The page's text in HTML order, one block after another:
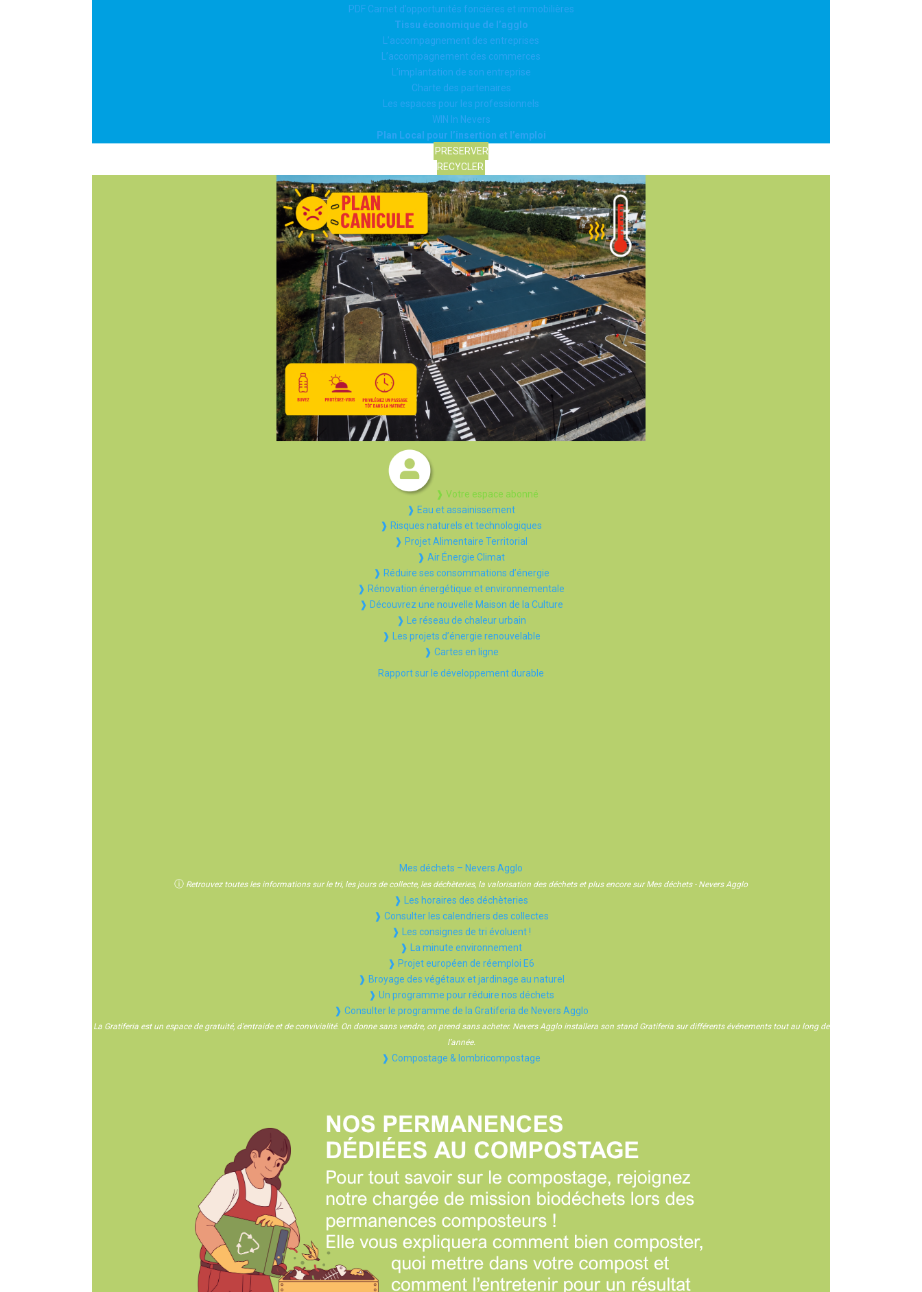
PDF Carnet d’opportunités foncières et immobilières
Tissu économique de l’agglo
L’accompagnement des entreprises
L’accompagnement des commerces
L’implantation de son entreprise
Charte des partenaires
Les espaces pour les professionnels
WIN In Nevers
Plan Local pour l’insertion et l’emploi
PRESERVER
RECYCLER
❱ Votre espace abonné
❱ Eau et assainissement
❱ Risques naturels et technologiques
❱ Projet Alimentaire Territorial
❱ Air Énergie Climat
❱ Réduire ses consommations d’énergie
❱ Rénovation énergétique et environnementale
❱ Découvrez une nouvelle Maison de la Culture
❱ Le réseau de chaleur urbain
❱ Les projets d’énergie renouvelable
❱ Cartes en ligne
Rapport sur le développement durable
Mes déchets – Nevers Agglo
ⓘ Retrouvez toutes les informations sur le tri, les jours de collecte, les déchèteries, la valorisation des déchets et plus encore sur Mes déchets - Nevers Agglo
❱ Les horaires des déchèteries
❱ Consulter les calendriers des collectes
❱ Les consignes de tri évoluent !
❱ La minute environnement
❱ Projet européen de réemploi E6
❱ Broyage des végétaux et jardinage au naturel
❱ Un programme pour réduire nos déchets
❱ Consulter le programme de la Gratiferia de Nevers Agglo
La Gratiferia est un espace de gratuité, d’entraide et de convivialité. On donne sans vendre, on prend sans acheter. Nevers Agglo installera son stand Gratiferia sur différents événements tout au long de
l’année.
❱ Compostage & lombricompostage